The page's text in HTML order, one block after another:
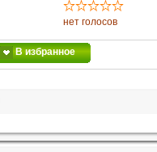
нет голосов
В избранное